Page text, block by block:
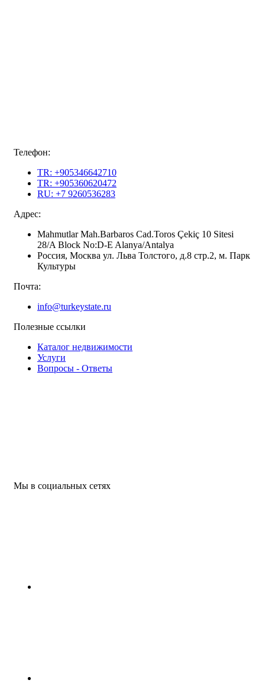
Телефон:
TR: +905346642710
TR: +905360620472
RU: +7 9260536283
Адрес:
Mahmutlar Mah.Barbaros Cad.Toros Çekiç 10 Sitesi
28/A Block No:D-E Alanya/Antalya
Россия, Москва ул. Льва Толстого, д.8 стр.2, м. Парк
Культуры
Почта:
info@turkeystate.ru
Полезные ссылки
Каталог недвижимости
Услуги
Вопросы - Ответы
Мы в социальных сетях